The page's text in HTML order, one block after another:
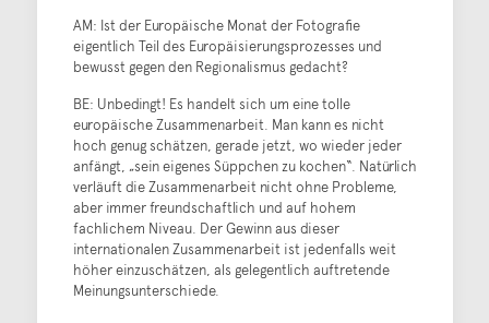
AM: Ist der Europäische Monat der Fotografie
eigentlich Teil des Europäisierungsprozesses und
bewusst gegen den Regionalismus gedacht?
BE: Unbedingt! Es handelt sich um eine tolle
europäische Zusammenarbeit. Man kann es nicht
hoch genug schätzen, gerade jetzt, wo wieder jeder
anfängt, „sein eigenes Süppchen zu kochen“. Natürlich
verläuft die Zusammenarbeit nicht ohne Probleme,
aber immer freundschaftlich und auf hohem
fachlichem Niveau. Der Gewinn aus dieser
internationalen Zusammenarbeit ist jedenfalls weit
höher einzuschätzen, als gelegentlich auftretende
Meinungsunterschiede.